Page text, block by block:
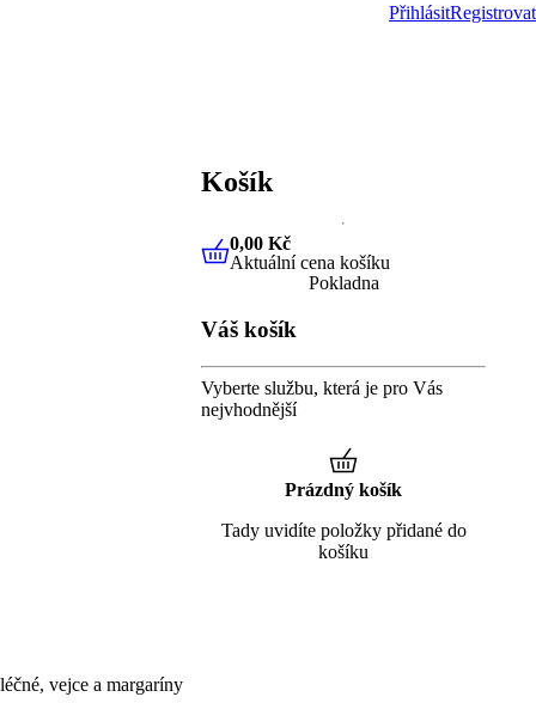
PřihlásitRegistrovat
vejce a margaríny
Košík
0,00 KčAktuální cena košíku
0,00 Kč
Aktuální cena košíku
Pokladna
Váš košík
Vyberte službu, která je pro Vás
nejvhodnější
Prázdný košík
Tady uvidíte položky přidané do
košíku